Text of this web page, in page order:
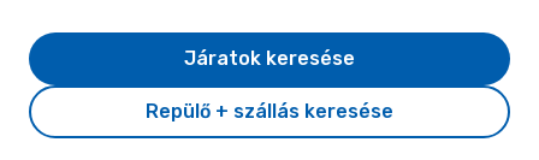
Repülő + szállás keresése
Járatok keresése